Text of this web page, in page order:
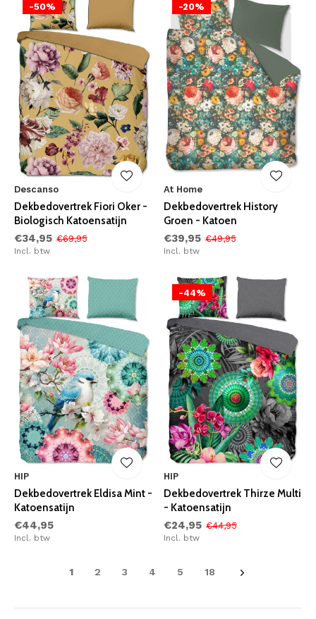
-50%
Descanso
Dekbedovertrek Fiori Oker -
Biologisch Katoensatijn
€34,95 €69,95
Incl. btw
-20%
At Home
Dekbedovertrek History
Groen - Katoen
€39,95 €49,95
Incl. btw
HIP
Dekbedovertrek Eldisa Mint -
Katoensatijn
€44,95
Incl. btw
-44%
HIP
Dekbedovertrek Thirze Multi
- Katoensatijn
€24,95 €44,95
Incl. btw
1 2 3 4 5 18